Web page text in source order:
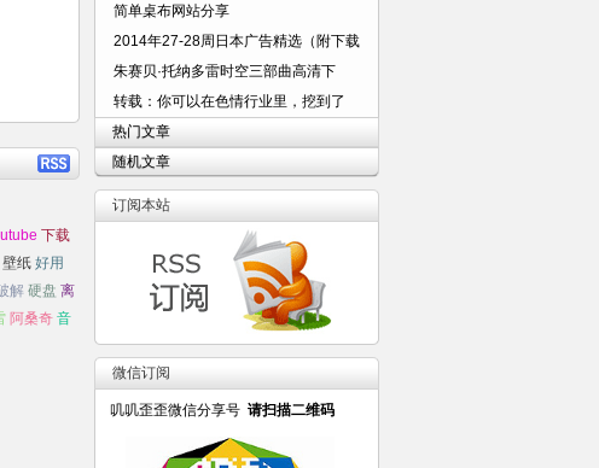
下载
壁纸 好用
解 硬盘 离
阿桑奇 音
简单桌布网站分享
2014年27-28周日本广告精选（附下载
朱赛贝·托纳多雷时空三部曲高清下
转载：你可以在色情行业里，挖到了
热门文章
随机文章
订阅本站
微信订阅
叽叽歪歪微信分享号 请扫描二维码